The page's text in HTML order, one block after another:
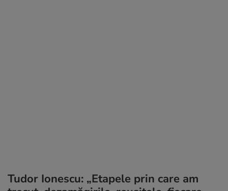
Tudor Ionescu: „Etapele prin care am